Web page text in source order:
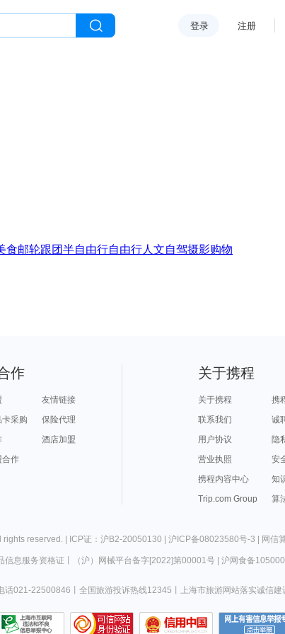
登录 注册
食邮轮跟团半自由行自由行人文自驾摄影购物
作
友情链接
采购
保险代理
酒店加盟
合作
关于携程
关于携程
携
联系我们
诚
用户协议
隐
营业执照
安
携程内容中心
知
Trip.com Group
算
rights reserved. | ICP证：沪B2-20050130 | 沪ICP备08023580号-3 | 网信
信息服务资格证 （沪）网械平台备字[2022]第00001号| 沪网食备
话021-22500846 全国旅游投诉热线12345 上海市旅游网站落实诚信